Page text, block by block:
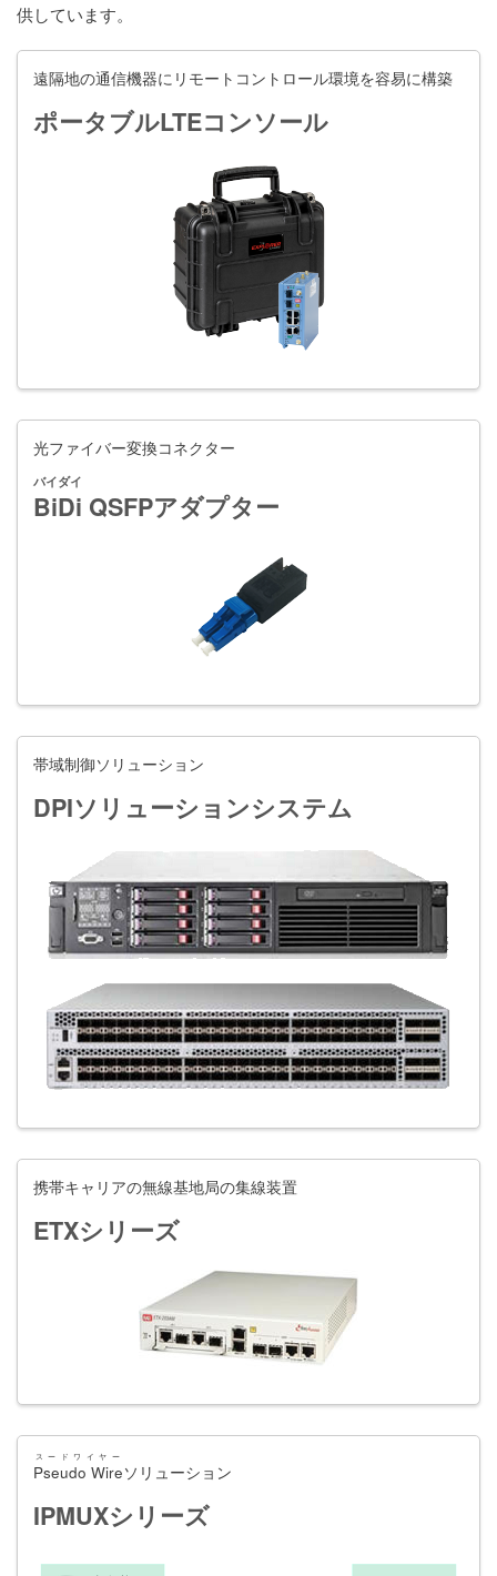
供しています。
遠隔地の通信機器にリモートコントロール環境を容易に構築
ポータブルLTEコンソール
光ファイバー変換コネクター
BiDi
バイダイ
QSFPアダプター
帯域制御ソリューション
DPIソリューションシステム
携帯キャリアの無線基地局の集線装置
ETXシリーズ
Pseudo Wire
スードワイヤー
ソリューション
IPMUXシリーズ